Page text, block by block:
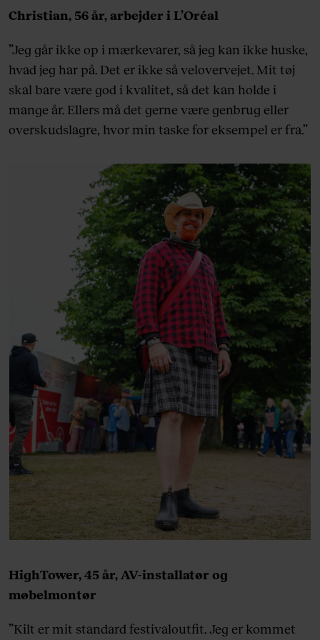
Christian, 56 år, arbejder i L’Oréal
”Jeg går ikke op i mærkevarer, så jeg kan ikke huske,
hvad jeg har på. Det er ikke så velovervejet. Mit tøj
skal bare være god i kvalitet, så det kan holde i
mange år. Ellers må det gerne være genbrug eller
overskudslagre, hvor min taske for eksempel er fra.”
HighTower, 45 år, AV-installatør og
møbelmontør
”Kilt er mit standard festivaloutfit. Jeg er kommet